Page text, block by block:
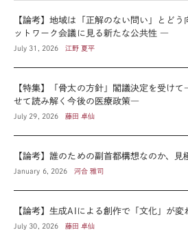
【論考】地域は「正解のない問い」とど
ットワーク会議に見る新たな公共性 ―
July 31, 2026 江野 夏平
【特集】「骨太の方針」閣議決定を受け
せて読み解く今後の医療政策―
July 29, 2026 藤田 卓仙
【論考】誰のための副首都構想なのか、見
January 6, 2026 河合 雅司
【論考】生成AIによる創作で「文化」が変
July 30, 2026 藤田 卓仙